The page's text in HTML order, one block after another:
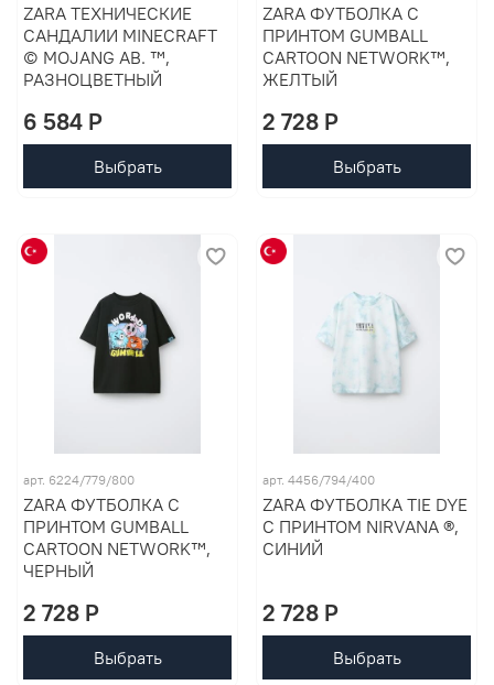
ZARA ТЕХНИЧЕСКИЕ
САНДАЛИИ MINECRAFT
© MOJANG AB. ™,
РАЗНОЦВЕТНЫЙ
6 584 P
Выбрать
ZARA ФУТБОЛКА С
ПРИНТОМ GUMBALL
CARTOON NETWORK™,
ЖЕЛТЫЙ
2 728 P
Выбрать
арт. 6224/779/800
ZARA ФУТБОЛКА С
ПРИНТОМ GUMBALL
CARTOON NETWORK™,
ЧЕРНЫЙ
2 728 P
Выбрать
арт. 4456/794/400
ZARA ФУТБОЛКА TIE DYE
С ПРИНТОМ NIRVANA ®,
СИНИЙ
2 728 P
Выбрать